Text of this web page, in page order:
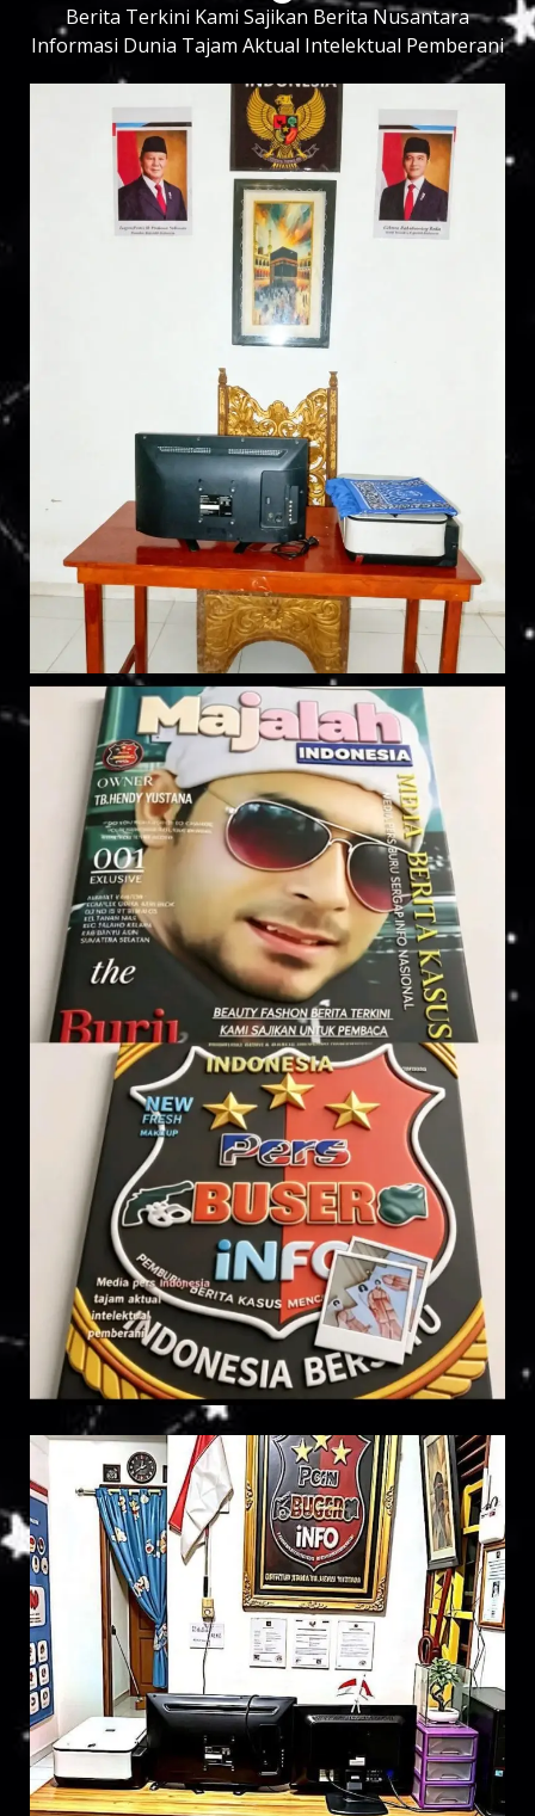
Berita Terkini Kami Sajikan Berita Nusantara
Informasi Dunia Tajam Aktual Intelektual Pemberani